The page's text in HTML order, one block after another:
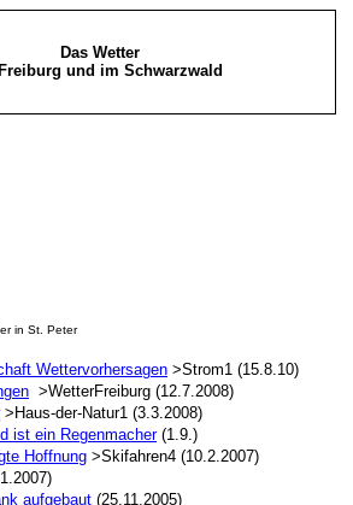
Das Wetter
und im Schwarzwald
in St. Peter
Wettervorhersagen >Strom1 (15.8.10)
>WetterFreiburg (12.7.2008)
>Haus-der-Natur1 (3.3.2008)
ist ein Regenmacher(1.9.)
Hoffnung >Skifahren4 (10.2.2007)
aufgebaut (25.11.2005)